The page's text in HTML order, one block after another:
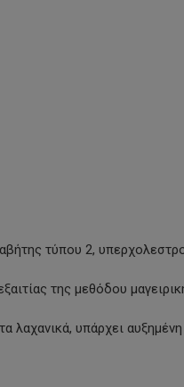
τύπου 2,
της μεθόδου
υπάρχει